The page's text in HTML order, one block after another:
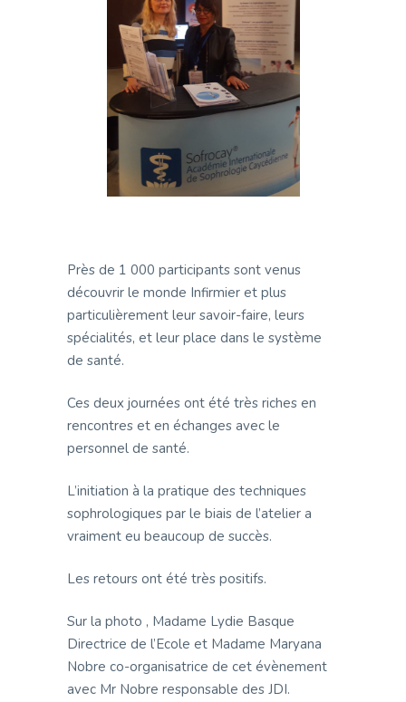
Près de 1 000 participants sont venus
découvrir le monde Infirmier et plus
particulièrement leur savoir-faire, leurs
spécialités, et leur place dans le système
de santé.
Ces deux journées ont été très riches en
rencontres et en échanges avec le
personnel de santé.
L’initiation à la pratique des techniques
sophrologiques par le biais de l’atelier a
vraiment eu beaucoup de succès.
Les retours ont été très positifs.
Sur la photo , Madame Lydie Basque
Directrice de l’Ecole et Madame Maryana
Nobre co-organisatrice de cet évènement
avec Mr Nobre responsable des JDI.